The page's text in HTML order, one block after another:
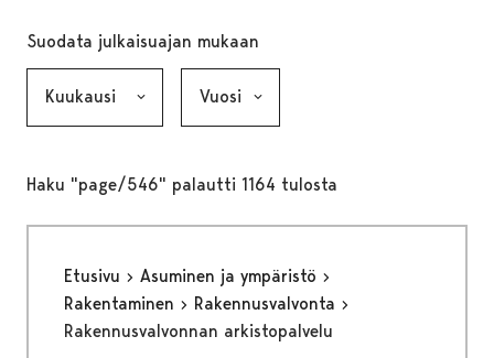
Suodata julkaisuajan mukaan
Haku "page/546" palautti 1164 tulosta
Etusivu
Asuminen ja ympäristö
Rakentaminen
Rakennusvalvonta
Rakennusvalvonnan arkistopalvelu